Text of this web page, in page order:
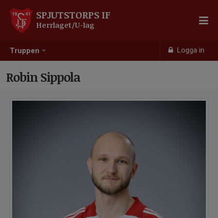
Truppen Logga in
SPJUTSTORPS IF
Herrlaget/U-lag
Robin Sippola